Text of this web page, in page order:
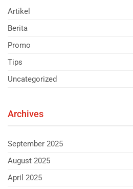
Artikel
Berita
Promo
Tips
Uncategorized
Archives
September 2025
August 2025
April 2025